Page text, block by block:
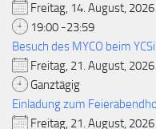
Freitag, 14. August, 2026
19:00 -23:59
Besuch des MYCO beim YCSi
Freitag, 21. August,
Ganztägig
Einladung zum
Freitag, 21. August, 2026